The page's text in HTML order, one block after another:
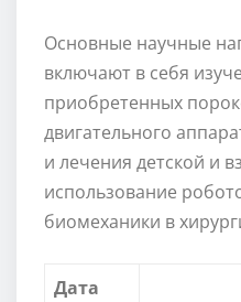
Основные научные
включают в себя
приобретенных
двигательного
и лечения детской и
использование
биомеханики в
Дата